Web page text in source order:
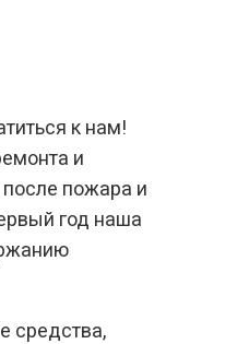
к нам!
и
после пожара и
год наша
средства,